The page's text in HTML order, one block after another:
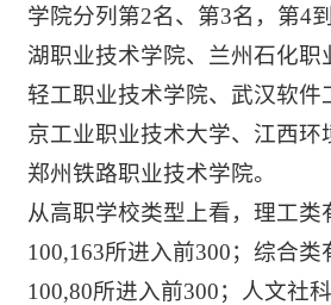
学院分列第2名、第3名，第4
湖职业技术学院、兰州石化职
轻工职业技术学院、武汉软件
京工业职业技术大学、江西环
郑州铁路职业技术学院。
从高职学校类型上看，理工类
100,163所进入前300；综合类
100,80所进入前300；人文社